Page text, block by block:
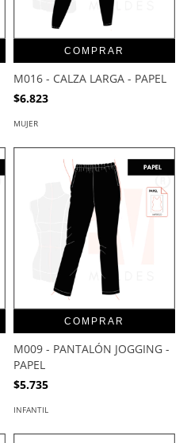
COMPRAR
M016 - CALZA LARGA - PAPEL
$6.823
MUJER
COMPRAR
M009 - PANTALÓN JOGGING -
PAPEL
$5.735
INFANTIL